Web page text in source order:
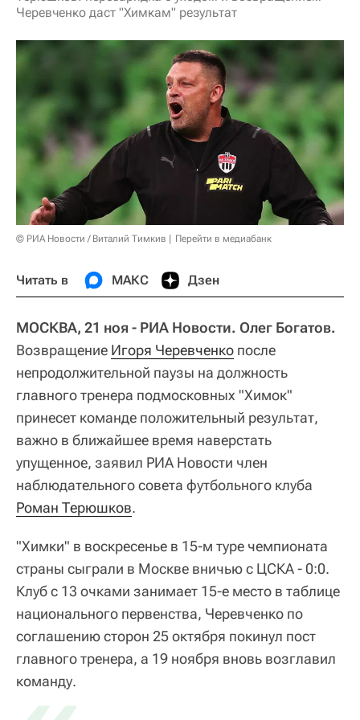
Черевченко даст "Химкам" результат
© РИА Новости / Виталий Тимкив Перейти в медиабанк
Читать в МАКС Дзен
МОСКВА, 21 ноя - РИА Новости. Олег Богатов.
Возвращение Игоря Черевченко после
непродолжительной паузы на должность
главного тренера подмосковных "Химок"
принесет команде положительный результат,
важно в ближайшее время наверстать
упущенное, заявил РИА Новости член
наблюдательного совета футбольного клуба
Роман Терюшков.
"Химки" в воскресенье в 15-м туре чемпионата
страны сыграли в Москве вничью с ЦСКА - 0:0.
Клуб с 13 очками занимает 15-е место в таблице
национального первенства, Черевченко по
соглашению сторон 25 октября покинул пост
главного тренера, а 19 ноября вновь возглавил
команду.